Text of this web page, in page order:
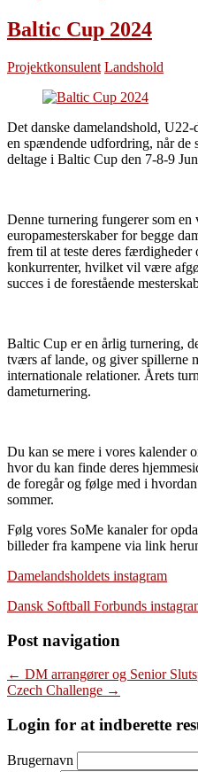
Baltic Cup 2024
Projektkonsulent Landshold
Det danske damelandshold,
en spændende udfordring, når de
deltage i Baltic Cup den 7-8-9
Denne turnering fungerer som
europamesterskaber for begge
frem til at teste deres
konkurrenter, hvilket vil være
succes i de forestående
Baltic Cup er en årlig turnering,
tværs af lande, og giver spillerne
internationale relationer. Årets
dameturnering.
Du kan se mere i vores kalender
hvor du kan finde deres
de foregår og følge med i
sommer.
Følg vores SoMe kanaler for
billeder fra kampene via link
Damelandsholdets instagram
Dansk Softball Forbunds
Post navigation
← DM arrangører og Senior
Czech Challenge →
Login for at indberette
Brugernavn